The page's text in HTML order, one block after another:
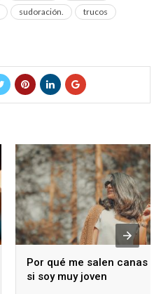
sudoración. trucos
Por qué me salen canas
si soy muy joven